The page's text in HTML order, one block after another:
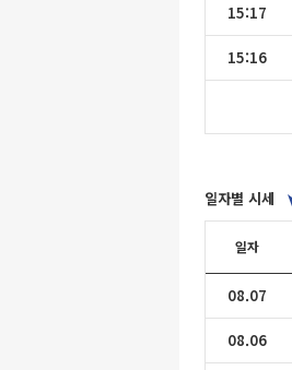
15:17
15:16
일자별 시세
일자
08.07
08.06